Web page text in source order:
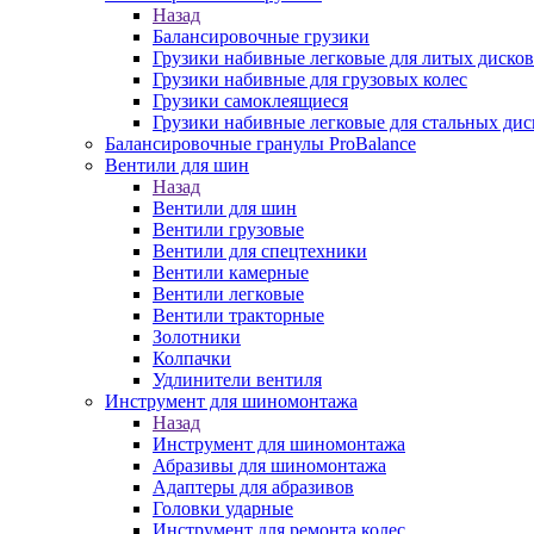
Назад
Балансировочные грузики
Грузики набивные легковые для литых дисков
Грузики набивные для грузовых колес
Грузики самоклеящиеся
Грузики набивные легковые для стальных
Балансировочные гранулы ProBalance
Вентили для шин
Назад
Вентили для шин
Вентили грузовые
Вентили для спецтехники
Вентили камерные
Вентили легковые
Вентили тракторные
Золотники
Колпачки
Удлинители вентиля
Инструмент для шиномонтажа
Назад
Инструмент для шиномонтажа
Абразивы для шиномонтажа
Адаптеры для абразивов
Головки ударные
Инструмент для ремонта колес